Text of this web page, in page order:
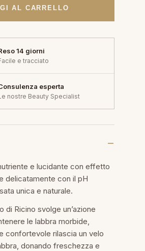
AL CARRELLO
14 giorni
e tracciato
esperta
nostre Beauty Specialist
e lucidante con effetto
delicatamente con il pH
unica e naturale.
Ricino svolge un’azione
le labbra morbide,
confortevole rilascia un velo
donando freschezza e